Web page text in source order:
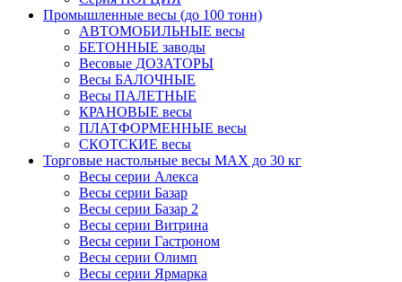
Промышленные весы (до 100 тонн)
АВТОМОБИЛЬНЫЕ весы
БЕТОННЫЕ заводы
Весовые ДОЗАТОРЫ
Весы БАЛОЧНЫЕ
Весы ПАЛЕТНЫЕ
КРАНОВЫЕ весы
ПЛАТФОРМЕННЫЕ весы
СКОТСКИЕ весы
Торговые настольные весы MAX до 30 кг
Весы серии Алекса
Весы серии Базар
Весы серии Базар 2
Весы серии Витрина
Весы серии Гастроном
Весы серии Олимп
Весы серии Ярмарка